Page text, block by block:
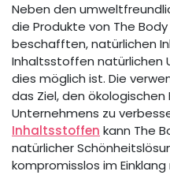
Neben den
die Produkte von The
beschafften, natürlichen
Inhaltsstoffen natürlichen
dies möglich ist. Die
das Ziel, den ökologischen
Unternehmens zu
Inhaltsstoffen kann The
natürlicher
kompromisslos im